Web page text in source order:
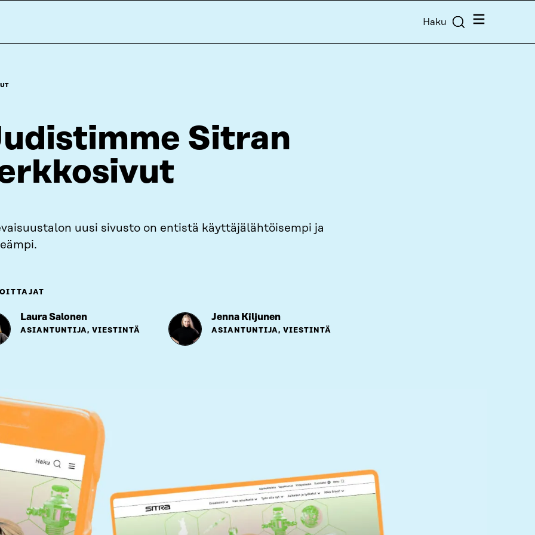
Haku Valikko
Sitran
uusi sivusto on entistä käyttäjälähtöisempi ja
Laura Salonen
ASIANTUNTIJA, VIESTINTÄ
Jenna Kiljunen
ASIANTUNTIJA, VIESTINTÄ